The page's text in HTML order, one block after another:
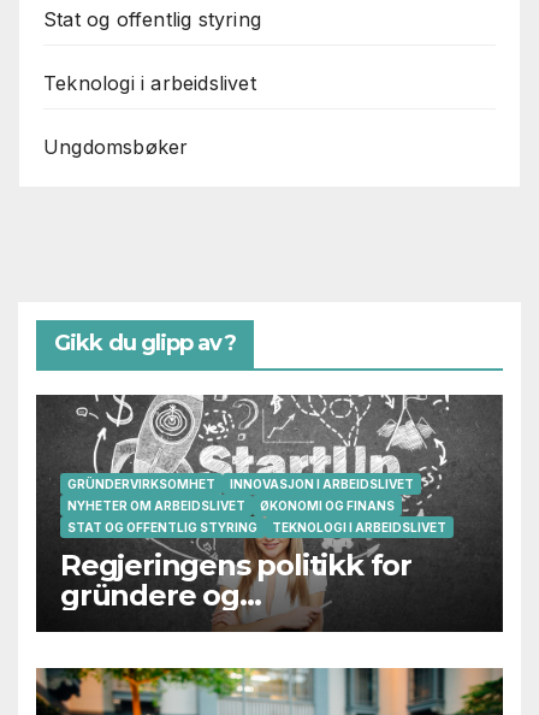
Stat og offentlig styring
Teknologi i arbeidslivet
Ungdomsbøker
Gikk du glipp av?
GRÜNDERVIRKSOMHET
INNOVASJON I ARBEIDSLIVET
NYHETER OM ARBEIDSLIVET
ØKONOMI OG FINANS
STAT OG OFFENTLIG STYRING
TEKNOLOGI I ARBEIDSLIVET
Regjeringens politikk for
gründere og
oppstartsbedrifter svikter